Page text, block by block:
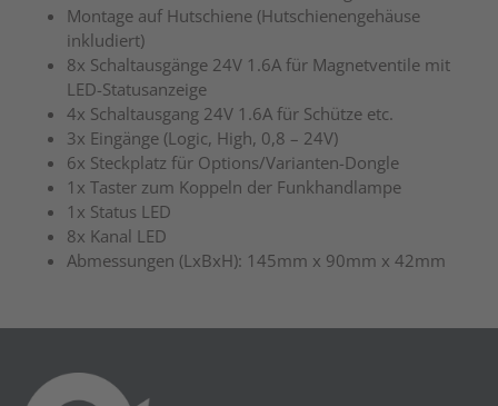
Montage auf Hutschiene (Hutschienengehäuse
inkludiert)
8x Schaltausgänge 24V 1.6A für Magnetventile mit
LED-Statusanzeige
4x Schaltausgang 24V 1.6A für Schütze etc.
3x Eingänge (Logic, High, 0,8 – 24V)
6x Steckplatz für Options/Varianten-Dongle
1x Taster zum Koppeln der Funkhandlampe
1x Status LED
8x Kanal LED
Abmessungen (LxBxH): 145mm x 90mm x 42mm